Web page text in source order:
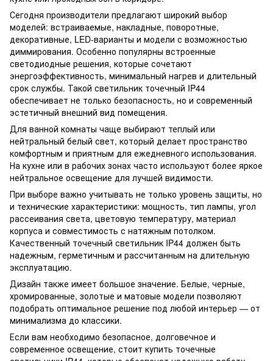
Сегодня производители предлагают широкий выбор
моделей: встраиваемые, накладные, поворотные,
декоративные, LED-варианты и модели с возможностью
диммирования. Особенно популярны встроенные
светодиодные решения, которые сочетают
энергоэффективность, минимальный нагрев и длительный
срок службы. Такой светильник точечный IP44
обеспечивает не только безопасность, но и современный
эстетичный внешний вид помещения.
Для ванной комнаты чаще выбирают теплый или
нейтральный белый свет, который делает пространство
комфортным и приятным для ежедневного использования.
На кухне или в рабочих зонах часто используют более яркое
нейтральное освещение для лучшей видимости.
При выборе важно учитывать не только уровень защиты, но
и технические характеристики: мощность, тип лампы, угол
рассеивания света, цветовую температуру, материал
корпуса и совместимость с натяжным потолком.
Качественный точечный светильник IP44 должен быть
надежным, герметичным и рассчитанным на длительную
эксплуатацию.
Дизайн также имеет большое значение. Белые, черные,
хромированные, золотые и матовые модели позволяют
подобрать оптимальное решение под любой интерьер — от
минимализма до классики.
Если вам необходимо безопасное, долговечное и
современное освещение, стоит купить точечные